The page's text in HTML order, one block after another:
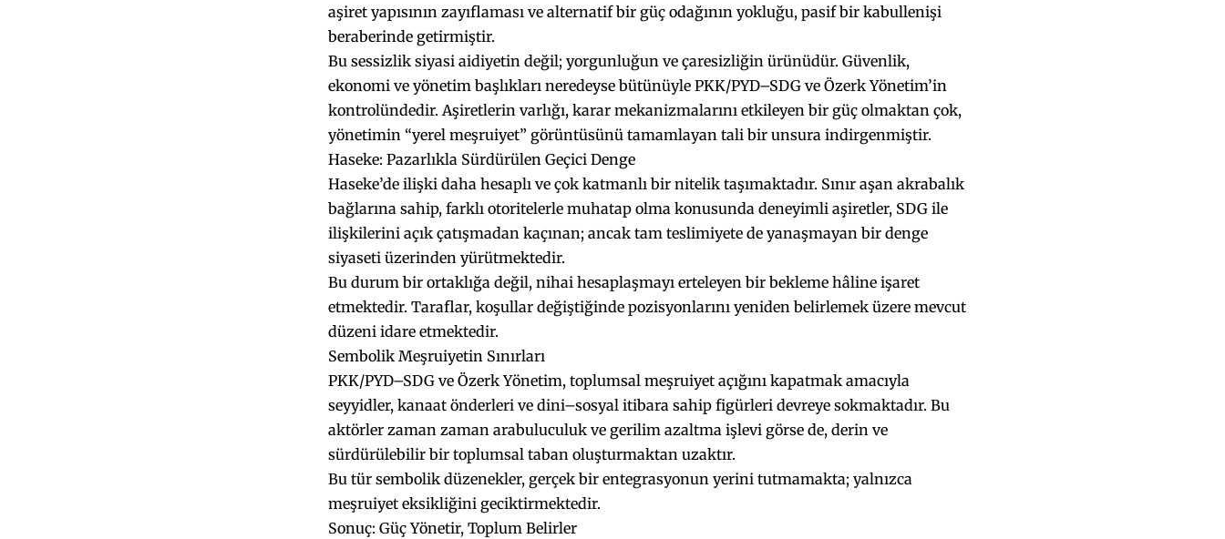
aşiret yapısının zayıflaması ve alternatif bir güç odağının yokluğu, pasif bir kabullenişi
beraberinde getirmiştir.
Bu sessizlik siyasi aidiyetin değil; yorgunluğun ve çaresizliğin ürünüdür. Güvenlik,
ekonomi ve yönetim başlıkları neredeyse bütünüyle PKK/PYD–SDG ve Özerk Yönetim’in
kontrolündedir. Aşiretlerin varlığı, karar mekanizmalarını etkileyen bir güç olmaktan çok,
yönetimin “yerel meşruiyet” görüntüsünü tamamlayan tali bir unsura indirgenmiştir.
Haseke: Pazarlıkla Sürdürülen Geçici Denge
Haseke’de ilişki daha hesaplı ve çok katmanlı bir nitelik taşımaktadır. Sınır aşan akrabalık
bağlarına sahip, farklı otoritelerle muhatap olma konusunda deneyimli aşiretler, SDG ile
ilişkilerini açık çatışmadan kaçınan; ancak tam teslimiyete de yanaşmayan bir denge
siyaseti üzerinden yürütmektedir.
Bu durum bir ortaklığa değil, nihai hesaplaşmayı erteleyen bir bekleme hâline işaret
etmektedir. Taraflar, koşullar değiştiğinde pozisyonlarını yeniden belirlemek üzere mevcut
düzeni idare etmektedir.
Sembolik Meşruiyetin Sınırları
PKK/PYD–SDG ve Özerk Yönetim, toplumsal meşruiyet açığını kapatmak amacıyla
seyyidler, kanaat önderleri ve dini–sosyal itibara sahip figürleri devreye sokmaktadır. Bu
aktörler zaman zaman arabuluculuk ve gerilim azaltma işlevi görse de, derin ve
sürdürülebilir bir toplumsal taban oluşturmaktan uzaktır.
Bu tür sembolik düzenekler, gerçek bir entegrasyonun yerini tutmamakta; yalnızca
meşruiyet eksikliğini geciktirmektedir.
Sonuç: Güç Yönetir, Toplum Belirler